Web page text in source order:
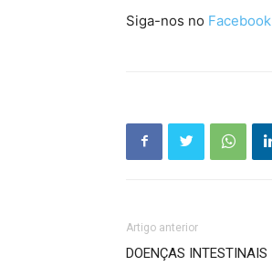
Siga-nos no Facebook
Artigo anterior
DOENÇAS INTESTINAIS